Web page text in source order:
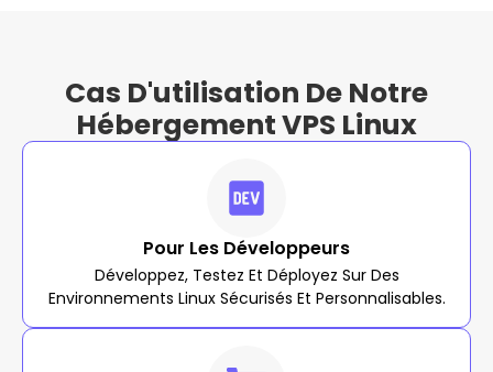
Cas D'utilisation De Notre
Hébergement VPS Linux
Pour Les Développeurs
Développez, Testez Et Déployez Sur Des
Environnements Linux Sécurisés Et Personnalisables.